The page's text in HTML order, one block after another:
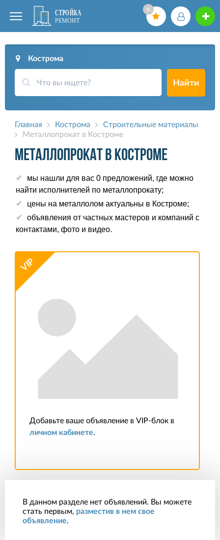
0
Кострома
Найти
Главная Кострома
Строительные материалы
Металлопрокат в Костроме
Металлопрокат в Костроме
мы нашли для вас 0 предложений, где можно
найти исполнителей по металлопрокату;
цены на металлолом актуальны в Костроме;
объявления от частных мастеров и компаний с
контактами, фото и видео.
VIP
Добавьте ваше объявление в VIP-блок в
личном кабинете.
В данном разделе нет объявлений. Вы можете
стать первым, разместив в нем свое
объявление.